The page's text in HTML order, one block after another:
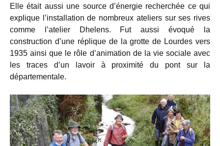
Elle était aussi une source d’énergie recherchée ce qui
explique l’installation de nombreux ateliers sur ses rives
comme l’atelier Dhelens. Fut aussi évoqué la
construction d’une réplique de la grotte de Lourdes vers
1935 ainsi que le rôle d’animation de la vie sociale avec
les traces d’un lavoir à proximité du pont sur la
départementale.